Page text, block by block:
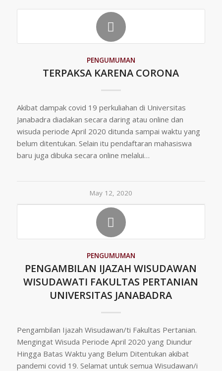
PENGUMUMAN
TERPAKSA KARENA CORONA
Akibat dampak covid 19 perkuliahan di Universitas
Janabadra diadakan secara daring atau online dan
wisuda periode April 2020 ditunda sampai waktu yang
belum ditentukan. Selain itu pendaftaran mahasiswa
baru juga dibuka secara online melalui…
May 12, 2020
PENGUMUMAN
PENGAMBILAN IJAZAH WISUDAWAN
WISUDAWATI FAKULTAS PERTANIAN
UNIVERSITAS JANABADRA
Pengambilan Ijazah Wisudawan/ti Fakultas Pertanian.
Mengingat Wisuda Periode April 2020 yang Diundur
Hingga Batas Waktu yang Belum Ditentukan akibat
pandemi covid 19. Selamat untuk semua Wisudawan/i